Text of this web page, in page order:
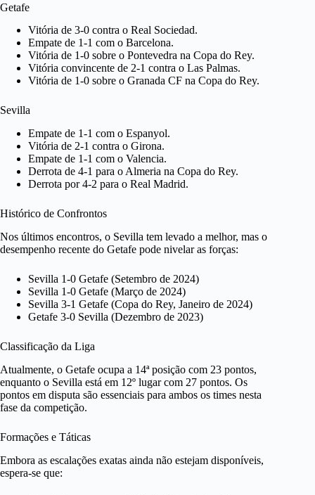
Getafe
Vitória de 3-0 contra o Real Sociedad.
Empate de 1-1 com o Barcelona.
Vitória de 1-0 sobre o Pontevedra na Copa do Rey.
Vitória convincente de 2-1 contra o Las Palmas.
Vitória de 1-0 sobre o Granada CF na Copa do Rey.
Sevilla
Empate de 1-1 com o Espanyol.
Vitória de 2-1 contra o Girona.
Empate de 1-1 com o Valencia.
Derrota de 4-1 para o Almeria na Copa do Rey.
Derrota por 4-2 para o Real Madrid.
Histórico de Confrontos
Nos últimos encontros, o Sevilla tem levado a melhor, mas o
desempenho recente do Getafe pode nivelar as forças:
Sevilla 1-0 Getafe (Setembro de 2024)
Sevilla 1-0 Getafe (Março de 2024)
Sevilla 3-1 Getafe (Copa do Rey, Janeiro de 2024)
Getafe 3-0 Sevilla (Dezembro de 2023)
Classificação da Liga
Atualmente, o Getafe ocupa a 14ª posição com 23 pontos,
enquanto o Sevilla está em 12º lugar com 27 pontos. Os
pontos em disputa são essenciais para ambos os times nesta
fase da competição.
Formações e Táticas
Embora as escalações exatas ainda não estejam disponíveis,
espera-se que: